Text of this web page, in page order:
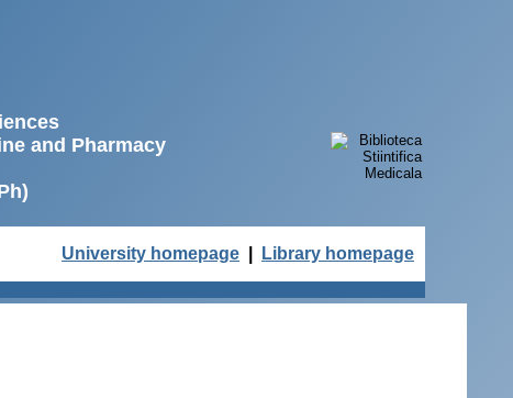
and Pharmacy
University homepage Library homepage